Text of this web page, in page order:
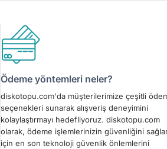
Ödeme yöntemleri neler?
diskotopu.com'da müşterilerimize çeşitli
seçenekleri sunarak alışveriş deneyimini
kolaylaştırmayı hedefliyoruz. diskotopu.com
olarak, ödeme işlemlerinizin güvenliğini
için en son teknoloji güvenlik önlemlerini